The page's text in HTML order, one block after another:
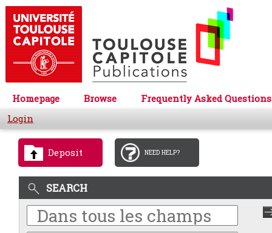
Homepage Browse
Frequently Asked Questions
Login
Deposit NEED HELP?
SEARCH